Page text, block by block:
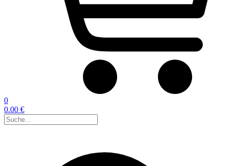
0
0.00 €